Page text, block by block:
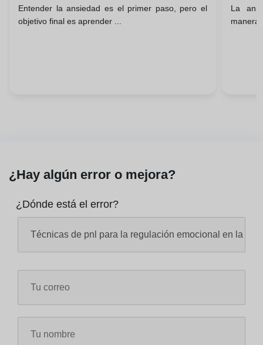
Gestionar La Ansiedad
Entender la ansiedad es el primer paso, pero el
objetivo final es aprender ...
La
¿Hay algún error o mejora?
¿Dónde está el error?